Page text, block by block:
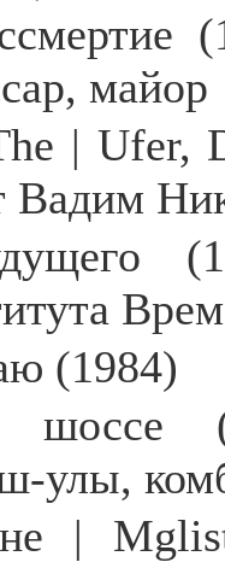
майор
| Ufer,
Вадим
(1984)
шоссе
|